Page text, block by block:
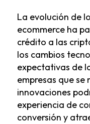
La evolución de
ecommerce ha
crédito a las
los cambios
expectativas de
empresas que
innovaciones
experiencia de
conversión y